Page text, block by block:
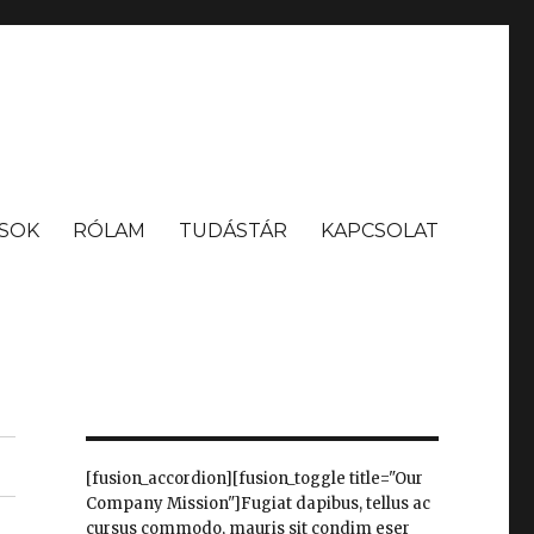
RÓLAM TUDÁSTÁR KAPCSOLAT
[fusion_accordion][fusion_toggle title="Our
Company Mission"]Fugiat dapibus, tellus ac
cursus commodo, mauris sit condim eser